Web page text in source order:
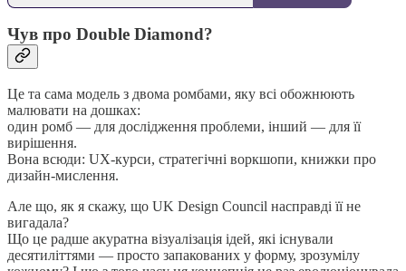
Чув про Double Diamond?
Це та сама модель з двома ромбами, яку всі обожнюють
малювати на дошках:
один ромб — для дослідження проблеми, інший — для її
вирішення.
Вона всюди: UX-курси, стратегічні воркшопи, книжки про
дизайн-мислення.
Але що, як я скажу, що UK Design Council насправді її не
вигадала?
Що це радше акуратна візуалізація ідей, які існували
десятиліттями — просто запакованих у форму, зрозумілу